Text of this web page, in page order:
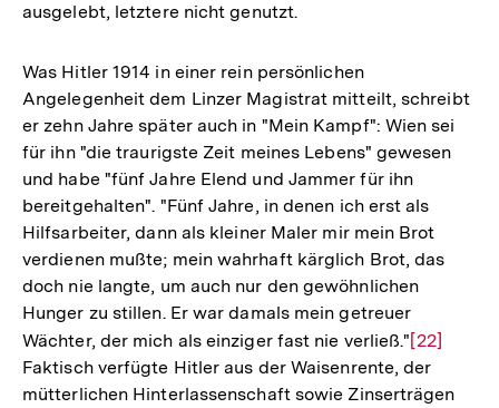
ausgelebt, letztere nicht genutzt.
Was Hitler 1914 in einer rein persönlichen
Angelegenheit dem Linzer Magistrat mitteilt, schreibt
er zehn Jahre später auch in "Mein Kampf": Wien sei
für ihn "die traurigste Zeit meines Lebens" gewesen
und habe "fünf Jahre Elend und Jammer für ihn
bereitgehalten". "Fünf Jahre, in denen ich erst als
Hilfsarbeiter, dann als kleiner Maler mir mein Brot
verdienen mußte; mein wahrhaft kärglich Brot, das
doch nie langte, um auch nur den gewöhnlichen
Hunger zu stillen. Er war damals mein getreuer
Wächter, der mich als einziger fast nie verließ."Zur
Auflösung
der
[22]
Faktisch verfügte Hitler aus der Waisenrente, der
mütterlichen Hinterlassenschaft sowie Zinserträgen